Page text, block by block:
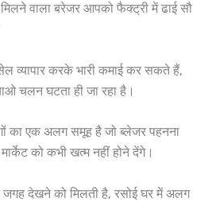
वाला बरेजर आपको फैक्ट्री में ढाई सौ
व्यापार करके भारी कमाई कर सकते हैं,
चलन घटता ही जा रहा है।
का एक अलग समूह है जो ब्लेजर पहनना
को कभी खत्म नहीं होने देंगे।
जगह देखने को मिलती है, रसोई घर में अलग